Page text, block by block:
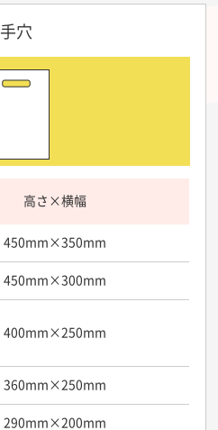
手穴
高さ×横幅
450mm×350mm
450mm×300mm
400mm×250mm
360mm×250mm
290mm×200mm